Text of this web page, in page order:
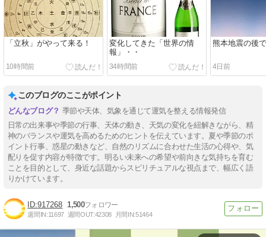
「立秋」がやって来る！
10時間前
変化してきた「世界の情
報」・・
34時間前
熊本地震の後
4日前
このブログのここがポイント
季節や天体、気象を通じて運気を整える情報発信
日常の出来事や季節の行事、天体の動き、天気の変化を紐解きながら、精
神のバランスや運気を高めるためのヒントを伝えています。夏や季節のポ
イント行事、惑星の動きなど、自然のリズムに合わせた生活の心得や、気
配りを促す内容が特徴です。明るい未来への希望や前向きな気持ちを育む
ことを目的として、身近な話題からスピリチュアルな視点まで、幅広く語
りかけています。
917268 1,500
週間IN:11697 週間OUT:42308 月間IN:51464